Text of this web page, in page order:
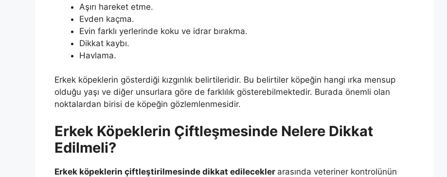
Aşırı hareket etme.
Evden kaçma.
Evin farklı yerlerinde koku ve idrar bırakma.
Dikkat kaybı.
Havlama.
Erkek köpeklerin gösterdiği kızgınlık belirtileridir. Bu belirtiler köpeğin hangi ırka mensup
olduğu yaşı ve diğer unsurlara göre de farklılık gösterebilmektedir. Burada önemli olan
noktalardan birisi de köpeğin gözlemlenmesidir.
Erkek Köpeklerin Çiftleşmesinde Nelere Dikkat
Edilmeli?
Erkek köpeklerin çiftleştirilmesinde dikkat edilecekler arasında veteriner kontrolünün